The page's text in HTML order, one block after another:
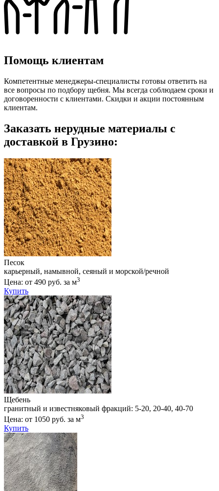
Помощь клиентам
Компетентные менеджеры-специалисты готовы ответить на
все вопросы по подбору щебня. Мы всегда соблюдаем сроки и
договоренности с клиентами. Скидки и акции постоянным
клиентам.
Заказать нерудные материалы с
доставкой в Грузино:
Песок
карьерный, намывной, сеяный и морской/речной
Цена: от 490 руб. за м3
Купить
Щебень
гранитный и известняковый фракций: 5-20, 20-40, 40-70
Цена: от 1050 руб. за м3
Купить